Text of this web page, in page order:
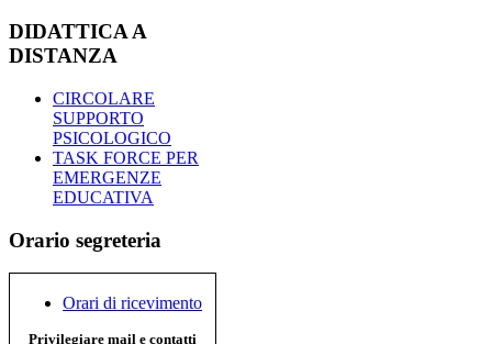
DIDATTICA A
DISTANZA
CIRCOLARE
SUPPORTO
PSICOLOGICO
TASK FORCE PER
EMERGENZE
EDUCATIVA
Orario segreteria
Orari di ricevimento
Privilegiare mail e contatti